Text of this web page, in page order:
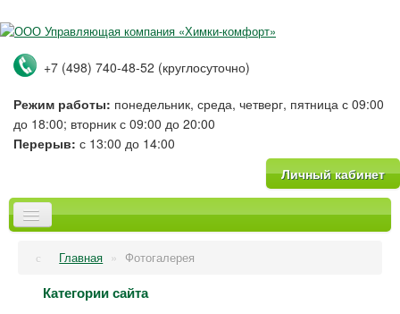
+7 (498) 740-48-52 (круглосуточно)
Режим работы: понедельник, среда, четверг, пятница с 09:00
до 18:00; вторник с 09:00 до 20:00
Перерыв: с 13:00 до 14:00
Личный кабинет
О компании
Новости
Главная » Фотогалерея
Категории сайта